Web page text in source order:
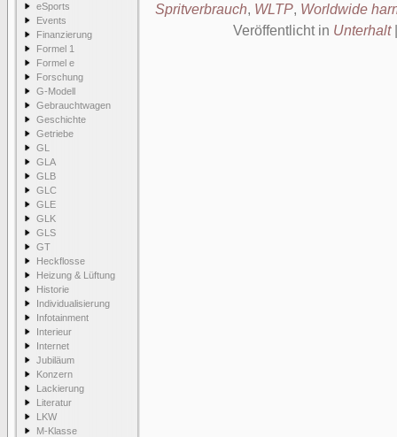
eSports
Events
Finanzierung
Formel 1
Formel e
Forschung
G-Modell
Gebrauchtwagen
Geschichte
Getriebe
GL
GLA
GLB
GLC
GLE
GLK
GLS
GT
Heckflosse
Heizung & Lüftung
Historie
Individualisierung
Infotainment
Interieur
Internet
Jubiläum
Konzern
Lackierung
Literatur
LKW
M-Klasse
Spritverbrauch, WLTP, Worldwide
Veröffentlicht in Unterhalt